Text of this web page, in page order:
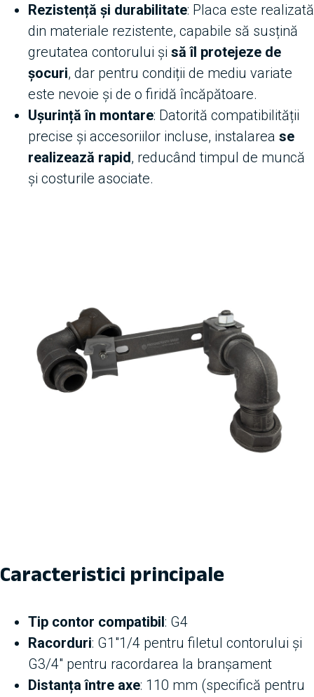
Rezistență și durabilitate: Placa este realizată
din materiale rezistente, capabile să susțină
greutatea contorului și să îl protejeze de
șocuri, dar pentru condiții de mediu variate
este nevoie și de o firidă încăpătoare.
Ușurință în montare: Datorită compatibilității
precise și accesoriilor incluse, instalarea se
realizează rapid, reducând timpul de muncă
și costurile asociate.
Caracteristici principale
Tip contor compatibil: G4
Racorduri: G1″1/4 pentru filetul contorului și
G3/4″ pentru racordarea la branșament
Distanța între axe: 110 mm (specifică pentru